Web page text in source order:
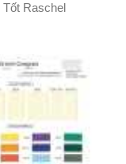
Tốt Raschel